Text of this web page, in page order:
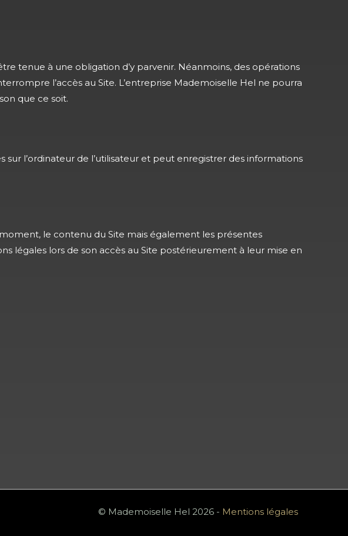
tenue à une obligation d’y parvenir. Néanmoins, des opérations
l’accès au Site. L’entreprise Mademoiselle Hel ne pourra
que ce soit.
sur l’ordinateur de l’utilisateur et peut enregistrer des informations
le contenu du Site mais également les présentes
légales lors de son accès au Site postérieurement à leur mise en
© Mademoiselle Hel 2026 - Mentions légales